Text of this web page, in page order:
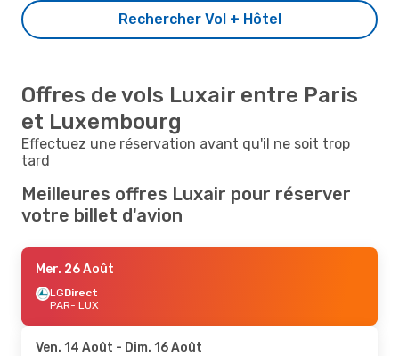
Rechercher Vol + Hôtel
Offres de vols Luxair entre Paris
et Luxembourg
Effectuez une réservation avant qu'il ne soit trop
tard
Meilleures offres Luxair pour réserver
votre billet d'avion
Mer. 26 Août
LGDirect
PAR- LUX
Ven. 14 Août - Dim. 16 Août